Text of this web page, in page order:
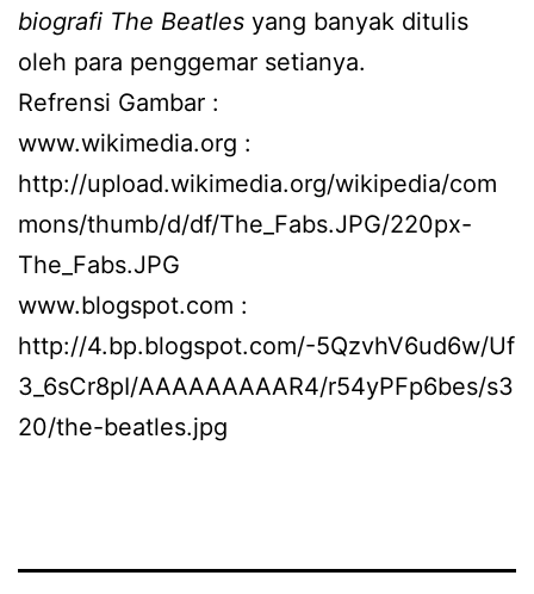
biografi The Beatles yang banyak ditulis
oleh para penggemar setianya.
Refrensi Gambar :
www.wikimedia.org :
http://upload.wikimedia.org/wikipedia/com
mons/thumb/d/df/The_Fabs.JPG/220px-
The_Fabs.JPG
www.blogspot.com :
http://4.bp.blogspot.com/-5QzvhV6ud6w/Uf
3_6sCr8pI/AAAAAAAAAR4/r54yPFp6bes/s3
20/the-beatles.jpg